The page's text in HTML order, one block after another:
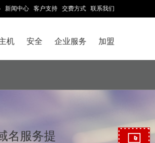
新闻中心 客户支持 交费方式 联系我们
机 安全 企业服务 加盟
名服务提